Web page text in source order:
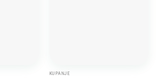
KUPANJE